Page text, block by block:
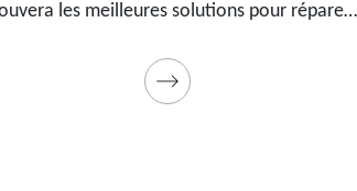
les meilleures solutions pour réparer
et des matériels professionnels. Travaux
garantis décennaux